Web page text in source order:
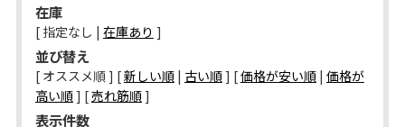
在庫
[ 指定なし | 在庫あり ]
並び替え
[ オススメ順 ] [新しい順| 古い順] [価格が安い順| 価格が
高い順] [売れ筋順]
表示件数